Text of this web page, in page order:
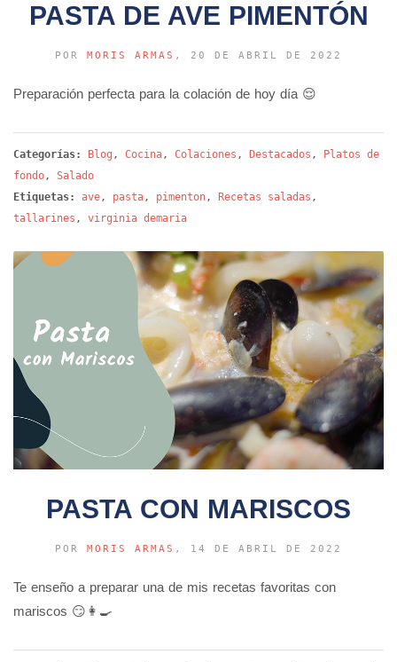
PASTA DE AVE PIMENTÓN
POR MORIS ARMAS , 20 DE ABRIL DE 2022
Preparación perfecta para la colación de hoy día 😌
Categorías: Blog , Cocina, Colaciones , Destacados ,
Platos de
fondo, Salado
Etiquetas:
ave, pasta, pimenton, Recetas saladas ,
tallarines , virginia demaria
PASTA CON MARISCOS
POR MORIS ARMAS , 14 DE ABRIL DE 2022
Te enseño a preparar una de mis recetas favoritas con
mariscos 😏👩‍🍳